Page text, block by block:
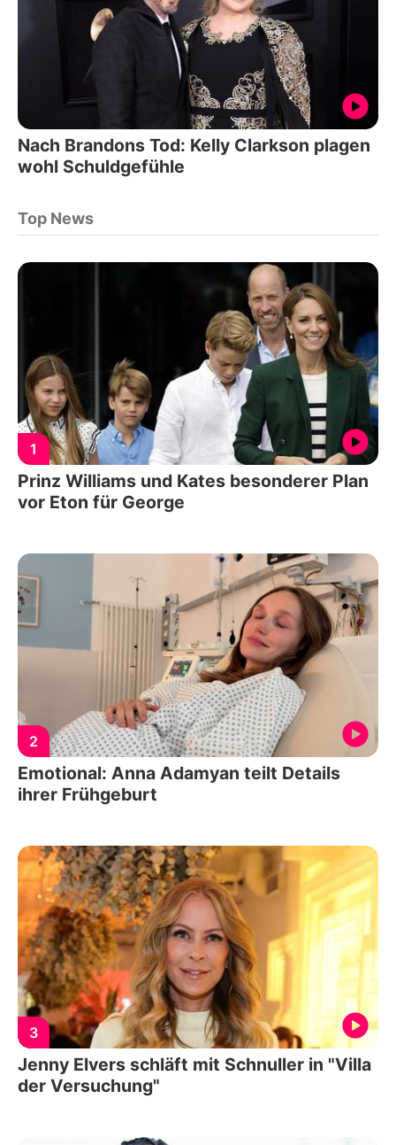
Nach Brandons Tod: Kelly Clarkson plagen
wohl Schuldgefühle
Top News
1
Prinz Williams und Kates besonderer Plan
vor Eton für George
2
Emotional: Anna Adamyan teilt Details
ihrer Frühgeburt
3
Jenny Elvers schläft mit Schnuller in "Villa
der Versuchung"